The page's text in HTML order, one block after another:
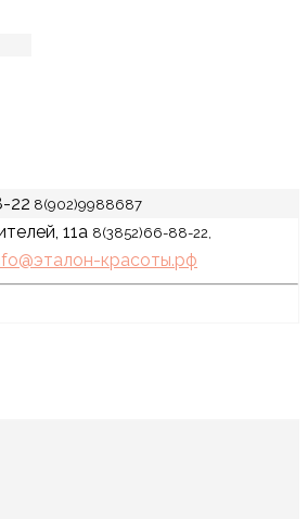
22 8(902)9988687
11а 8(3852)66-88-22,
красоты.рф